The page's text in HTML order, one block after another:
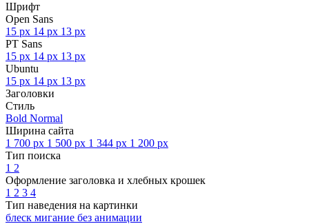
Шрифт
Open Sans
15 px 14 px 13 px
PT Sans
15 px 14 px 13 px
Ubuntu
15 px 14 px 13 px
Заголовки
Стиль
Bold Normal
Ширина сайта
1 700 px 1 500 px 1 344 px 1 200 px
Тип поиска
1 2
Оформление заголовка и хлебных крошек
1 2 3 4
Тип наведения на картинки
блеск мигание без анимации